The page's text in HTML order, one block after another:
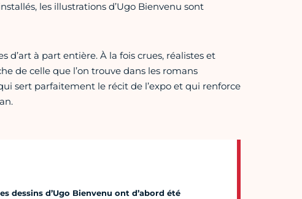
les illustrations d’Ugo Bienvenu sont
d’art à part entière. À la fois crues, réalistes et
de celle que l’on trouve dans les romans
sert parfaitement le récit de l’expo et qui renforce
dessins d’Ugo Bienvenu ont d’abord été